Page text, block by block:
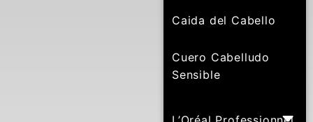
Caida del Cabello
Cuero Cabelludo
Sensible